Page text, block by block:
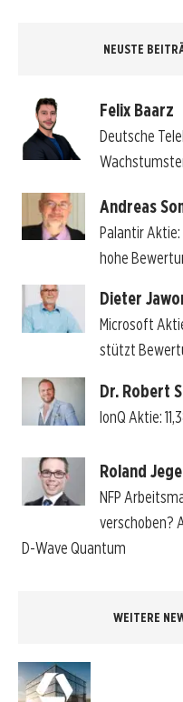
NEUSTE
Felix Baarz
Deutsche
Andreas
Palantir
hohe
Dieter
Microsoft
stützt
Dr. Robert
IonQ Aktie:
Roland
NFP
verschoben?
D-Wave Quantum
WEITERE